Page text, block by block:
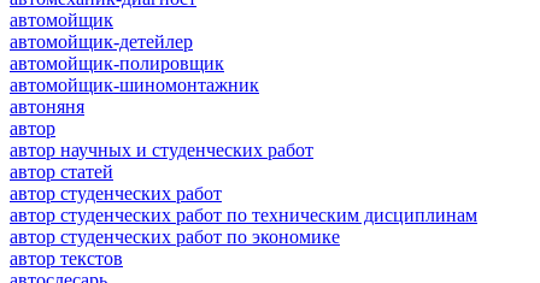
автомойщик
автомойщик-детейлер
автомойщик-полировщик
автомойщик-шиномонтажник
автоняня
автор
автор научных и студенческих работ
автор статей
автор студенческих работ
автор студенческих работ по техническим дисциплинам
автор студенческих работ по экономике
автор текстов